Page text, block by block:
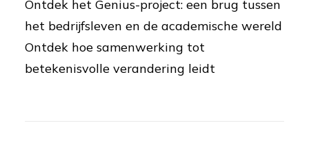
Ontdek het Genius-project: een brug tussen
het bedrijfsleven en de academische wereld
Ontdek hoe samenwerking tot
betekenisvolle verandering leidt